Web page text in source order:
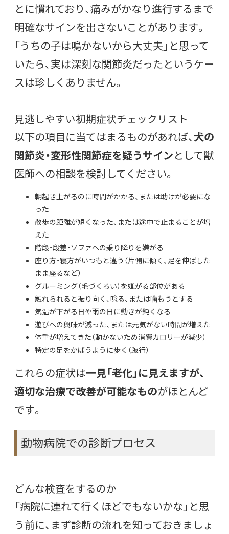
とに慣れており、痛みがかなり進行するまで
明確なサインを出さないことがあります。
「うちの子は鳴かないから大丈夫」と思って
いたら、実は深刻な関節炎だったというケー
スは珍しくありません。
見逃しやすい初期症状チェックリスト
以下の項目に当てはまるものがあれば、犬の
関節炎・変形性関節症を疑うサインとして獣
医師への相談を検討してください。
朝起き上がるのに時間がかかる、または助けが必要にな
った
散歩の距離が短くなった、または途中で止まることが増
えた
階段・段差・ソファへの乗り降りを嫌がる
座り方・寝方がいつもと違う（片側に傾く、足を伸ばした
まま座るなど）
グルーミング（毛づくろい）を嫌がる部位がある
触れられると振り向く、唸る、または噛もうとする
気温が下がる日や雨の日に動きが鈍くなる
遊びへの興味が減った、または元気がない時間が増えた
体重が増えてきた（動かないため消費カロリーが減少）
特定の足をかばうように歩く（跛行）
これらの症状は一見「老化」に見えますが、
適切な治療で改善が可能なものがほとんど
です。
動物病院での診断プロセス
どんな検査をするのか
「病院に連れて行くほどでもないかな」と思
う前に、まず診断の流れを知っておきましょ